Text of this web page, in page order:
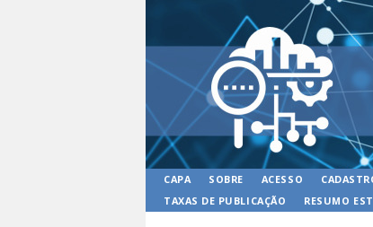
CAPA SOBRE ACESSO
TAXAS DE PUBLICAÇÃO
RESUMO